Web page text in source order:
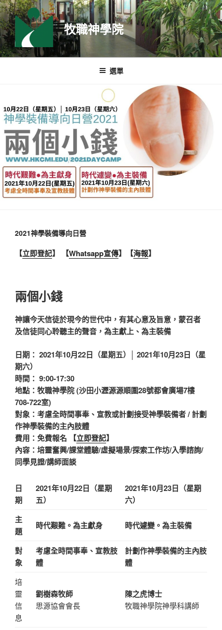
跳
至
主
要
內
牧職神學院
選單
2021神學裝備導向日營
【立即登記】 【Whatsapp宣傳】【海報】
兩個小錢
神讓今天信徒於現今的世代中，有其心意及旨意，蒙召者
及信徒同心聆聽主的聲音，為主獻上、為主裝備
日期： 2021年10月22日（星期五）│ 2021年10月23日（星
期六）
時間： 9:00-17:30
地點：牧職神學院 (沙田小瀝源源順圍28號都會廣場7樓
708-722室)
對象：考慮全時間事奉、宣教或計劃接受神學裝備者 / 計劃
作神學裝備的主內肢體
費用：免費報名 【立即登記】
內容：培靈奮興/課堂體驗/虛擬場景/探索工作坊/入學諮詢/
同學見證/講師面談
日
期
2021年10月22日（星期
五）
2021年10月23日（星期
六）
主
題
時代艱難。為主獻身 時代遽變。為主裝備
對
象
考慮全時間事奉、宣教肢
體
計劃作神學裝備的主內肢
體
培
靈
信
息
劉樹森牧師
思源協會會長
陳之虎博士
牧職神學院神學科講師